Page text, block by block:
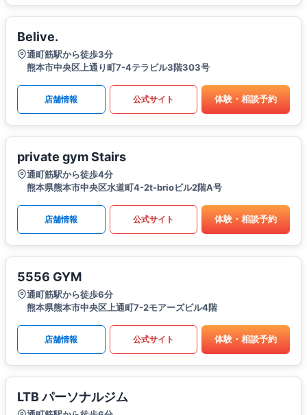
Belive.
通町筋駅から徒歩3分
熊本市中央区上通り町7-4テラビル3階303号
店舗情報 公式サイト 体験・相談予約
private gym Stairs
通町筋駅から徒歩4分
熊本県熊本市中央区水道町4-2t-brioビル2階A号
店舗情報 公式サイト 体験・相談予約
5556 GYM
通町筋駅から徒歩6分
熊本県熊本市中央区上通町7-2モアーズビル4階
店舗情報 公式サイト 体験・相談予約
LTB パーソナルジム